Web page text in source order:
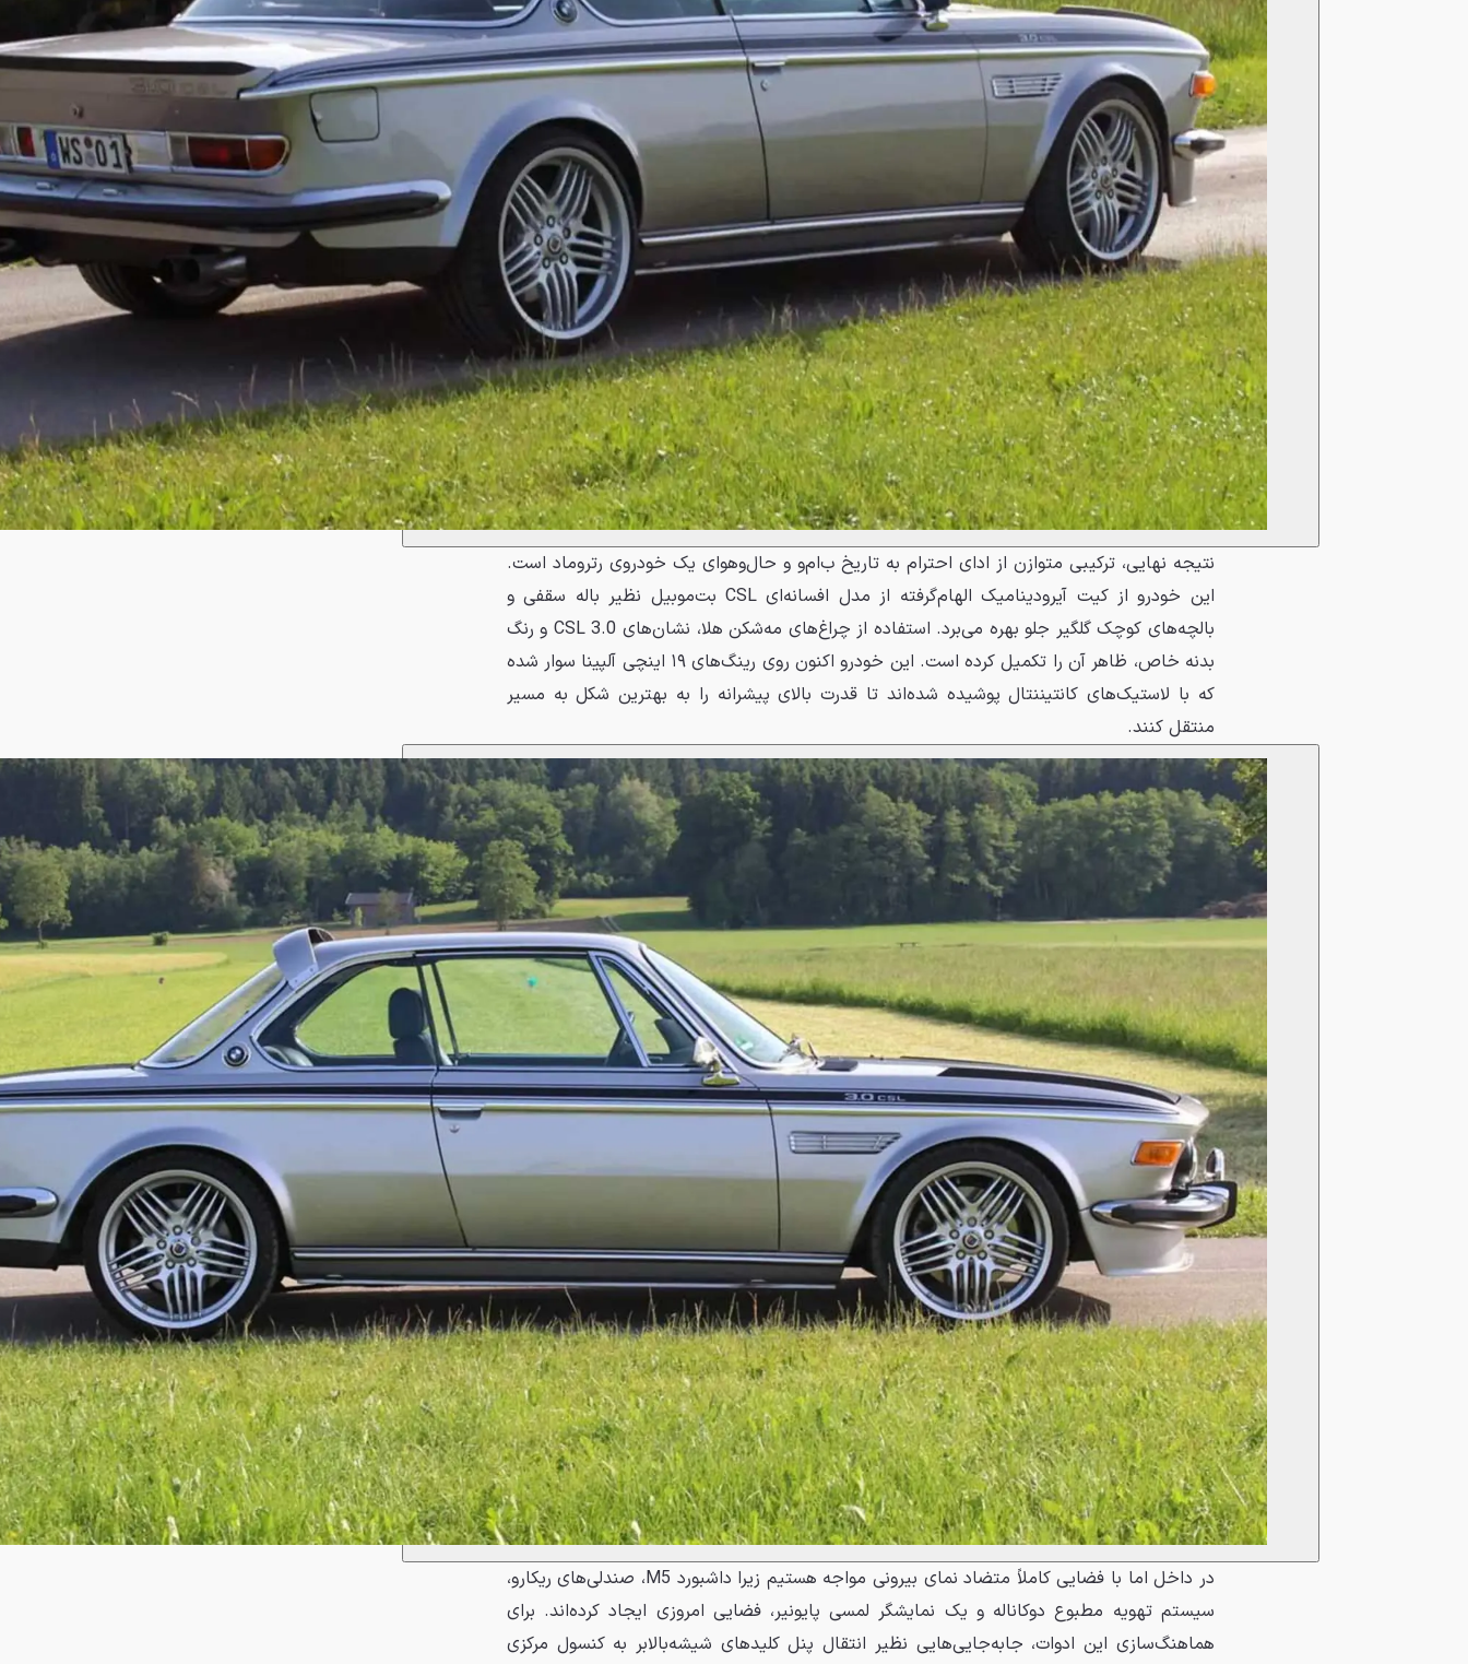
نتیجه نهایی، ترکیبی متوازن از ادای احترام به تاریخ ب‌ام‌و و حال‌وهوای یک خودروی رتروماد است.
این خودرو از کیت آیرودینامیک الهام‌گرفته از مدل افسانه‌ای CSL بت‌موبیل نظیر باله سقفی و
بالچه‌های کوچک گلگیر جلو بهره می‌برد. استفاده از چراغ‌های مه‌شکن هلا، نشان‌های 3.0 CSL و رنگ
بدنه خاص، ظاهر آن را تکمیل کرده است. این خودرو اکنون روی رینگ‌های ۱۹ اینچی آلپینا سوار شده
که با لاستیک‌های کانتیننتال پوشیده شده‌اند تا قدرت بالای پیشرانه را به بهترین شکل به مسیر
منتقل کنند.
در داخل اما با فضایی کاملاً متضاد نمای بیرونی مواجه هستیم زیرا داشبورد M5، صندلی‌های ریکارو،
سیستم تهویه مطبوع دوکاناله و یک نمایشگر لمسی پایونیر، فضایی امروزی ایجاد کرده‌اند. برای
هماهنگ‌سازی این ادوات، جابه‌جایی‌هایی نظیر انتقال پنل کلیدهای شیشه‌بالابر به کنسول مرکزی